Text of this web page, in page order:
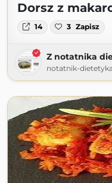
Dorsz z
14 3 Zapisz
Z notatnika
notatnik-